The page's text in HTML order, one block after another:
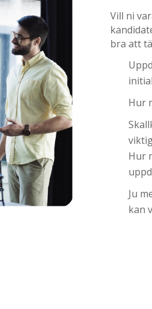
Vill ni
bra att
Hur
Hur
Ju
kan